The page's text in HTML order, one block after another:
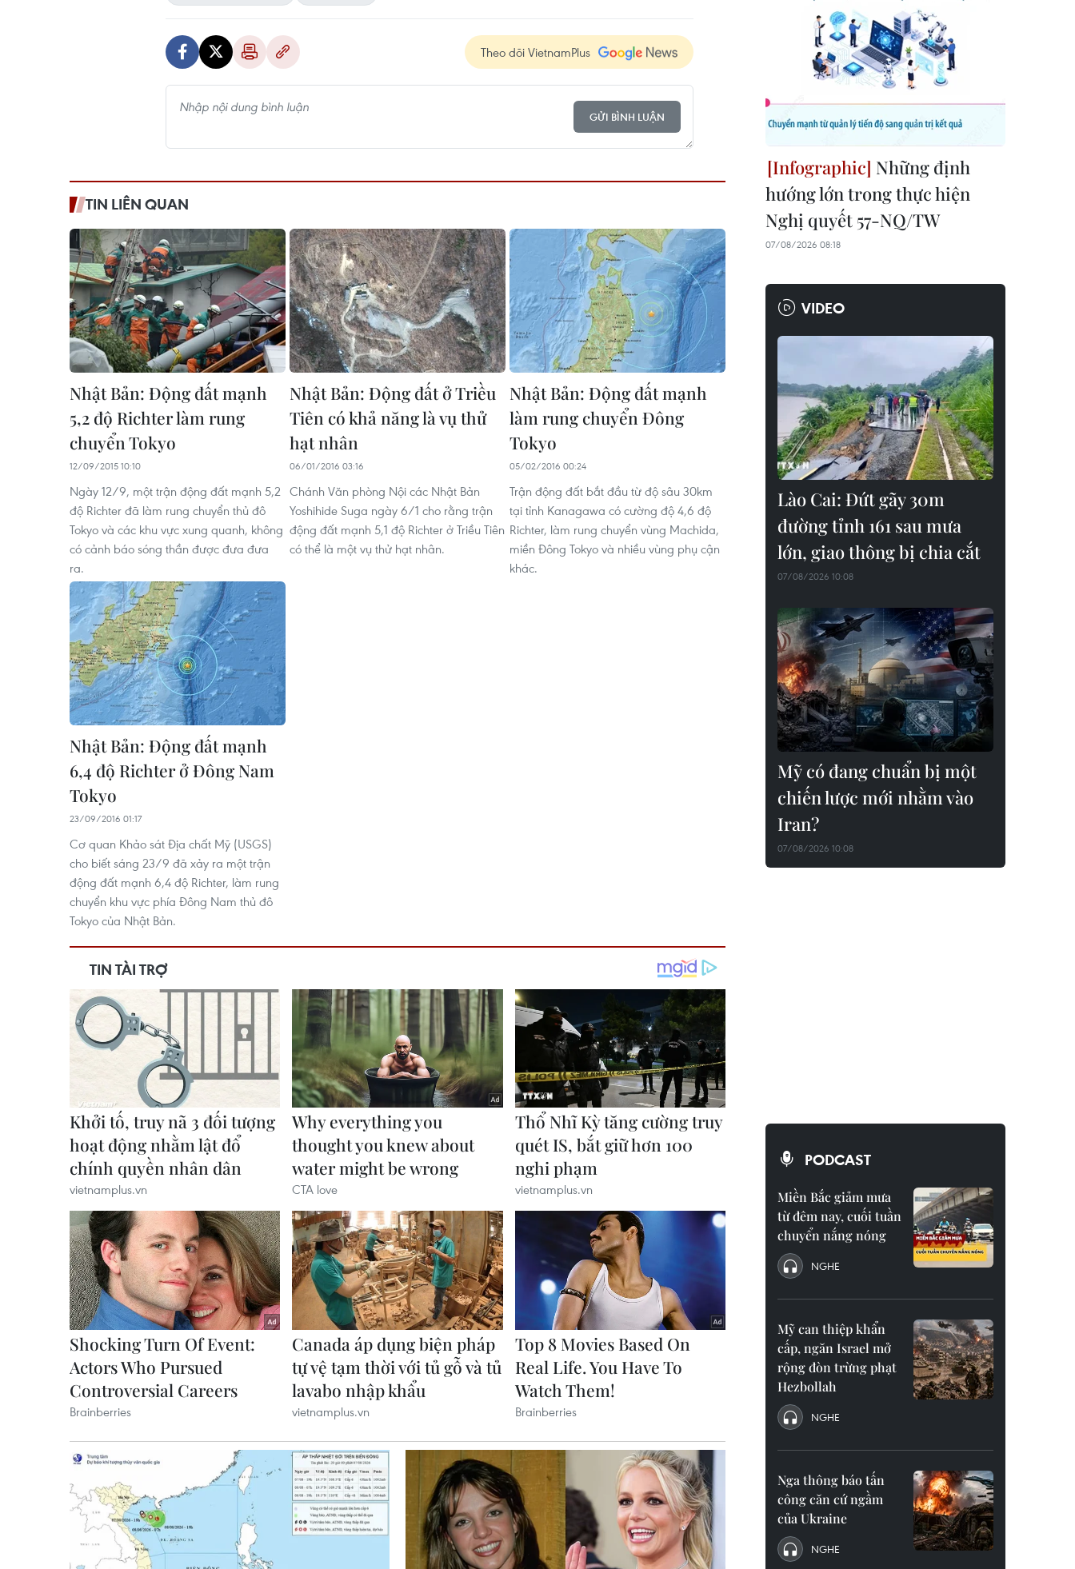
Theo dõi VietnamPlus
GỬI BÌNH LUẬN
TIN LIÊN QUAN
Nhật Bản: Động đất mạnh
5,2 độ Richter làm rung
chuyển Tokyo
12/09/2015 10:10
Ngày 12/9, một trận động đất mạnh 5,2
độ Richter đã làm rung chuyển thủ đô
Tokyo và các khu vực xung quanh, không
có cảnh báo sóng thần được đưa đưa
ra.
Nhật Bản: Động đất ở Triều
Tiên có khả năng là vụ thử
hạt nhân
06/01/2016 03:16
Chánh Văn phòng Nội các Nhật Bản
Yoshihide Suga ngày 6/1 cho rằng trận
động đất mạnh 5,1 độ Richter ở Triều Tiên
có thể là một vụ thử hạt nhân.
Nhật Bản: Động đất mạnh
làm rung chuyển Đông
Tokyo
05/02/2016 00:24
Trận động đất bắt đầu từ độ sâu 30km
tại tỉnh Kanagawa có cường độ 4,6 độ
Richter, làm rung chuyển vùng Machida,
miền Đông Tokyo và nhiều vùng phụ cận
khác.
Nhật Bản: Động đất mạnh
6,4 độ Richter ở Đông Nam
Tokyo
23/09/2016 01:17
Cơ quan Khảo sát Địa chất Mỹ (USGS)
cho biết sáng 23/9 đã xảy ra một trận
động đất mạnh 6,4 độ Richter, làm rung
chuyển khu vực phía Đông Nam thủ đô
Tokyo của Nhật Bản.
Những định
hướng lớn trong thực hiện
Nghị quyết 57-NQ/TW
07/08/2026 08:18
VIDEO
Lào Cai: Đứt gãy 30m
đường tỉnh 161 sau mưa
lớn, giao thông bị chia cắt
07/08/2026 10:08
Mỹ có đang chuẩn bị một
chiến lược mới nhằm vào
Iran?
07/08/2026 10:08
PODCAST
Miền Bắc giảm mưa
từ đêm nay, cuối tuần
chuyển nắng nóng
NGHE
Mỹ can thiệp khẩn
cấp, ngăn Israel mở
rộng đòn trừng phạt
Hezbollah
NGHE
Nga thông báo tấn
công căn cứ ngầm
của Ukraine
NGHE